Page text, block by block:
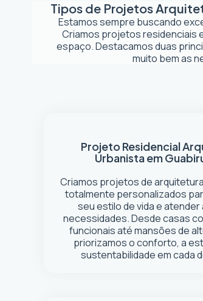
Tipos de Projetos
Estamos sempre buscando
Criamos projetos residenciais
espaço. Destacamos duas
muito bem as
Projeto Residencial
Urbanista em
Criamos projetos de
totalmente personalizados
seu estilo de vida e atender
necessidades. Desde casas
funcionais até mansões de
priorizamos o conforto, a
sustentabilidade em cada